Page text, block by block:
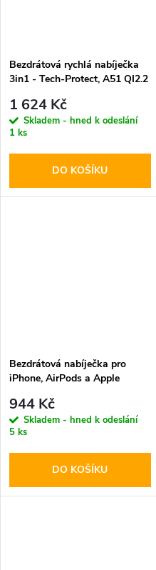
Bezdrátová rychlá nabíječka
3in1 - Tech-Protect, A51 QI2.2
Charger Black
1 624 Kč
Skladem - hned k odeslání
1 ks
DO KOŠÍKU
Bezdrátová nabíječka pro
iPhone, AirPods a Apple
A42 MagSafe Space Gray
944 Kč
Skladem - hned k odeslání
5 ks
DO KOŠÍKU